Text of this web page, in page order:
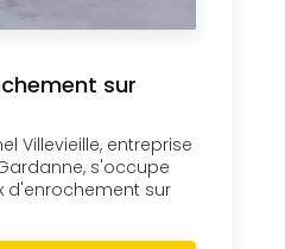
sur
Villevieille, entreprise
s'occupe
d'enrochement sur